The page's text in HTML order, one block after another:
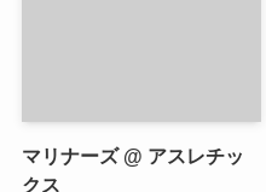
マリナーズ @ アスレチッ
クス